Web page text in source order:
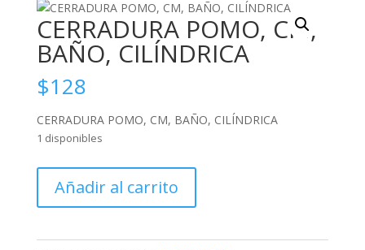
CERRADURA POMO, CM,
BAÑO, CILÍNDRICA
$128
CERRADURA POMO, CM, BAÑO, CILÍNDRICA
1 disponibles
POMO,
CM,
Añadir al carrito